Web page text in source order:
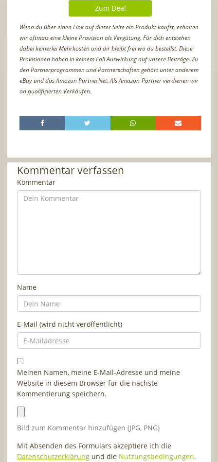
Zum Deal
Wenn du über einen Link auf dieser Seite ein Produkt kaufst, erhalten
wir oftmals eine kleine Provision als Vergütung. Für dich entstehen
dabei keinerlei Mehrkosten und dir bleibt frei wo du bestellst. Diese
Provisionen haben in keinem Fall Auswirkung auf unsere Beiträge. Zu
den Partnerprogrammen und Partnerschaften gehört unter anderem
eBay und das Amazon PartnerNet. Als Amazon-Partner verdienen wir
an qualifizierten Verkäufen.
Kommentar verfassen
Kommentar
Name
E-Mail (wird nicht veröffentlicht)
Meinen Namen, meine E-Mail-Adresse und meine
Website in diesem Browser für die nächste
Kommentierung speichern.
Bild zum Kommentar hinzufügen (JPG, PNG)
Mit Absenden des Formulars akzeptiere ich die
Datenschutzerklärung und die Nutzungsbedingungen.